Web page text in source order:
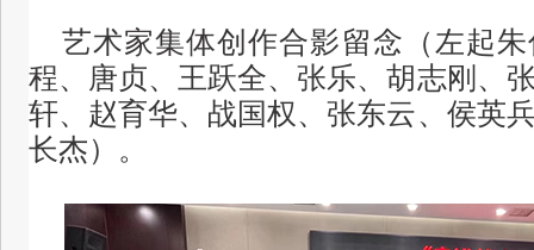
艺术家集体创作合影留念（左起朱
程、唐贞、王跃全、张乐、胡志刚、
轩、赵育华、战国权、张东云、侯英
长杰）。